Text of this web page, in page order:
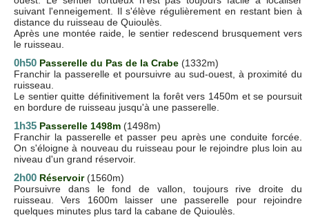
suivant l'enneigement. Il s'élève régulièrement en restant bien à
distance du ruisseau de Quioulès.
Après une montée raide, le sentier redescend brusquement vers
le ruisseau.
0h50 Passerelle du Pas de la Crabe (1332m)
Franchir la passerelle et poursuivre au sud-ouest, à proximité du
ruisseau.
Le sentier quitte définitivement la forêt vers 1450m et se poursuit
en bordure de ruisseau jusqu'à une passerelle.
1h35 Passerelle 1498m (1498m)
Franchir la passerelle et passer peu après une conduite forcée.
On s'éloigne à nouveau du ruisseau pour le rejoindre plus loin au
niveau d'un grand réservoir.
2h00 Réservoir (1560m)
Poursuivre dans le fond de vallon, toujours rive droite du
ruisseau. Vers 1600m laisser une passerelle pour rejoindre
quelques minutes plus tard la cabane de Quioulès.